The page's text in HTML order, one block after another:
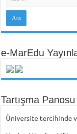
e-MarEdu
Tartışma Panosu
Üniversite tercihinde